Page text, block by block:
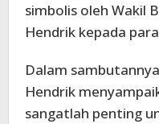
simbolis oleh Wakil
Hendrik kepada
Dalam
Hendrik
sangatlah penting